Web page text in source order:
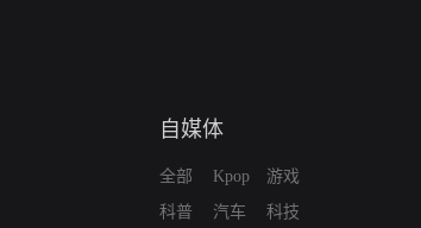
自媒体
全部
科普
Kpop
汽车
游戏
科技